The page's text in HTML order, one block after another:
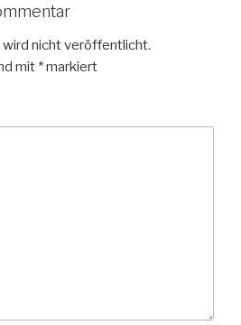
nicht veröffentlicht.
mit *markiert